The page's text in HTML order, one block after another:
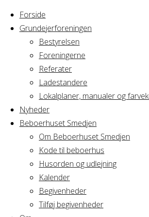
Forside
Grundejerforeningen
Bestyrelsen
Foreningerne
Referater
Ladestandere
Lokalplaner, manualer og
Nyheder
Beboerhuset Smedjen
Om Beboerhuset Smedjen
Kode til beboerhus
Husorden og udlejning
Kalender
Begivenheder
Tilføj begivenheder
Home
Arrangement
Fredags cafe &
Fredags
cafe &
bar